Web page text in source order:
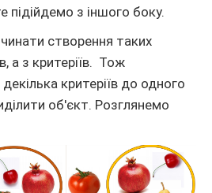
підійдемо з іншого боку.
створення таких
а з критеріїв. Тож
критеріїв до одного
об'єкт. Розглянемо